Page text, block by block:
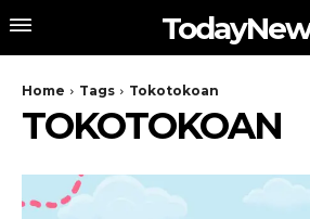
Home Tags Tokotokoan
TOKOTOKOAN